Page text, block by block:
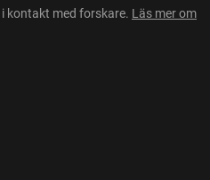
kontakt med forskare. Läs mer om